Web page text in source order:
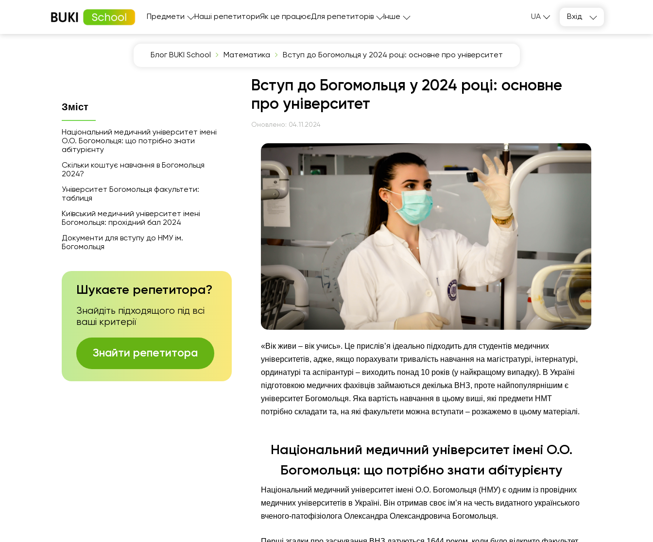
Предмети Наші репетиториЯк це працюєДля репетиторів Інше UA Вхід
Блог BUKI School Математика Вступ до Богомольця у 2024 році: основне про університет
Зміст
Національний медичний університет імені
О.О. Богомольця: що потрібно знати
абітурієнту
Скільки коштує навчання в Богомольця
2024?
Університет Богомольця факультети:
таблиця
Київський медичний університет імені
Богомольця: прохідний бал 2024
Документи для вступу до НМУ ім.
Богомольця
Шукаєте репетитора?
Знайдіть підходящого під всі
ваші критерії
Знайти репетитора
Вступ до Богомольця у 2024 році: основне
про університет
Оновлено: 04.11.2024
«Вік живи – вік учись». Це прислів’я ідеально підходить для студентів медичних
університетів, адже, якщо порахувати тривалість навчання на магістратурі, інтернатурі,
ординатурі та аспірантурі – виходить понад 10 років (у найкращому випадку). В Україні
підготовкою медичних фахівців займаються декілька ВНЗ, проте найпопулярнішим є
університет Богомольця. Яка вартість навчання в цьому виші, які предмети НМТ
потрібно складати та, на які факультети можна вступати – розкажемо в цьому матеріалі.
Національний медичний університет імені О.О.
Богомольця: що потрібно знати абітурієнту
Національний медичний університет імені О.О. Богомольця (НМУ) є одним із провідних
медичних університетів в Україні. Він отримав своє ім’я на честь видатного українського
вченого-патофізіолога Олександра Олександровича Богомольця.